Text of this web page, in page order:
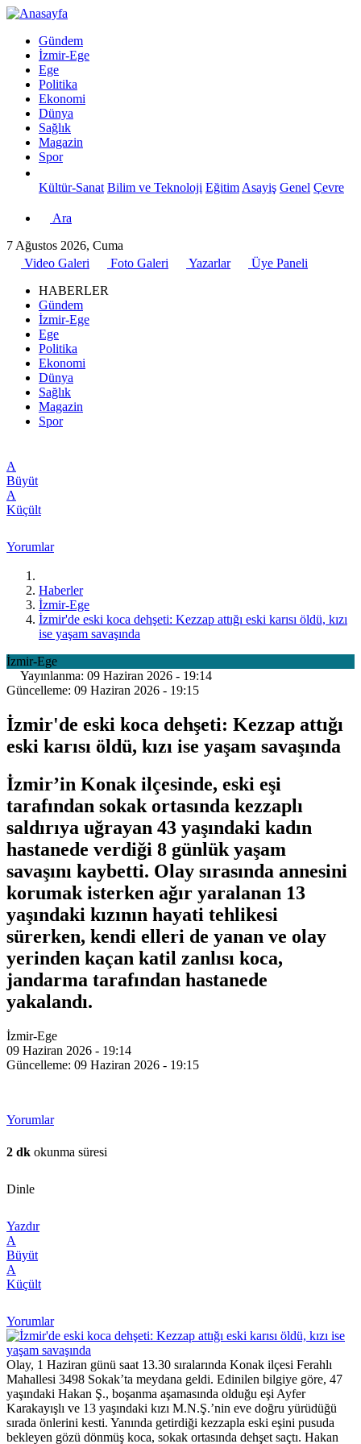
Gündem
İzmir-Ege
Ege
Politika
Ekonomi
Dünya
Sağlık
Magazin
Spor
Kültür-Sanat Bilim ve Teknoloji Eğitim Asayiş Genel Çevre
Ara
7 Ağustos 2026, Cuma
Video Galeri
Foto Galeri Yazarlar
Üye Paneli
HABERLER
Gündem
İzmir-Ege
Ege
Politika
Ekonomi
Dünya
Sağlık
Magazin
Spor
A
Büyüt
A
Küçült
Yorumlar
Haberler
İzmir-Ege
İzmir'de eski koca dehşeti: Kezzap attığı eski karısı öldü, kızı
ise yaşam savaşında
İzmir-Ege
Yayınlanma: 09 Haziran 2026 - 19:14
Güncelleme: 09 Haziran 2026 - 19:15
İzmir'de eski koca dehşeti: Kezzap attığı
eski karısı öldü, kızı ise yaşam savaşında
İzmir’in Konak ilçesinde, eski eşi
tarafından sokak ortasında kezzaplı
saldırıya uğrayan 43 yaşındaki kadın
hastanede verdiği 8 günlük yaşam
savaşını kaybetti. Olay sırasında annesini
korumak isterken ağır yaralanan 13
yaşındaki kızının hayati tehlikesi
sürerken, kendi elleri de yanan ve olay
yerinden kaçan katil zanlısı koca,
jandarma tarafından hastanede
yakalandı.
İzmir-Ege
09 Haziran 2026 - 19:14
Güncelleme: 09 Haziran 2026 - 19:15
Yorumlar
2 dk okunma süresi
Dinle
Yazdır
A
Büyüt
A
Küçült
Yorumlar
Olay, 1 Haziran günü saat 13.30 sıralarında Konak ilçesi Ferahlı
Mahallesi 3498 Sokak’ta meydana geldi. Edinilen bilgiye göre, 47
yaşındaki Hakan Ş., boşanma aşamasında olduğu eşi Ayfer
Karakayışlı ve 13 yaşındaki kızı M.N.Ş.’nin eve doğru yürüdüğü
sırada önlerini kesti. Yanında getirdiği kezzapla eski eşini pusuda
bekleyen gözü dönmüş koca, sokak ortasında dehşet saçtı. Hakan